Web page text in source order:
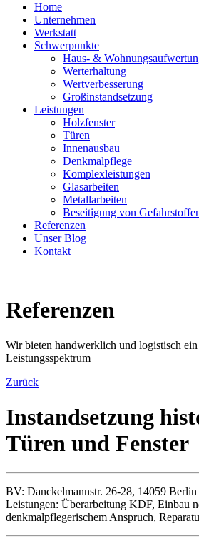
Home
Unternehmen
Werkstatt
Schwerpunkte
Haus- &
Werterhaltung
Wertverbesserung
Großinstandsetzung
Leistungen
Holzfenster
Türen
Innenausbau
Denkmalpflege
Komplexleistungen
Glasarbeiten
Metallarbeiten
Beseitigung von
Referenzen
Unser Blog
Kontakt
Referenzen
Wir bieten handwerklich und logistisch ein
Leistungsspektrum
Zurück
Instandsetzung
Türen und Fenster
BV: Danckelmannstr. 26-28, 14059 Berlin
Leistungen: Überarbeitung KDF, Einbau
denkmalpflegerischem Anspruch,